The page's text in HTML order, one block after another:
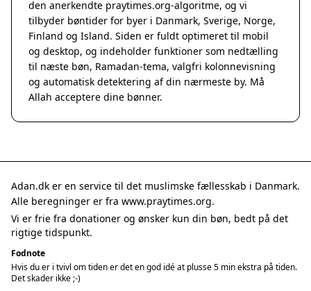
den anerkendte praytimes.org-algoritme, og vi
tilbyder bøntider for byer i Danmark, Sverige, Norge,
Finland og Island. Siden er fuldt optimeret til mobil
og desktop, og indeholder funktioner som nedtælling
til næste bøn, Ramadan-tema, valgfri kolonnevisning
og automatisk detektering af din nærmeste by. Må
Allah acceptere dine bønner.
Adan.dk er en service til det muslimske fællesskab i Danmark.
Alle beregninger er fra www.praytimes.org.
Vi er frie fra donationer og ønsker kun din bøn, bedt på det
rigtige tidspunkt.
Fodnote
Hvis du er i tvivl om tiden er det en god idé at plusse 5 min ekstra på tiden.
Det skader ikke ;-)